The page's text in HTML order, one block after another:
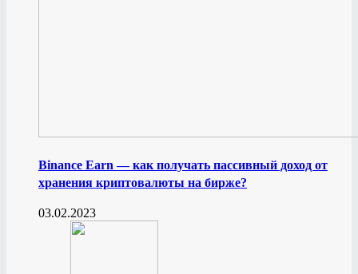
Binance Earn — как получать пассивный доход от
хранения криптовалюты на бирже?
03.02.2023